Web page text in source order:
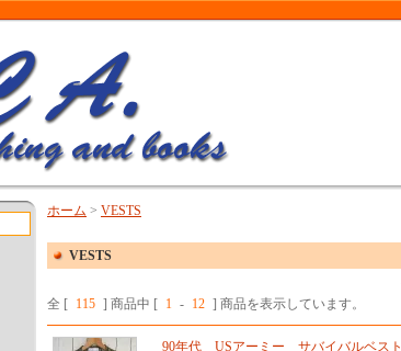
ホーム > VESTS
VESTS
全 [ 115 ] 商品中 [ 1 - 12 ] 商品を表示しています。
90年代 USアーミー サバイバルベスト